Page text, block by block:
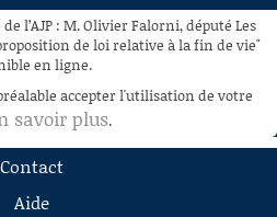
l’AJP : M. Olivier Falorni, député Les
de loi relative à la fin de vie"
en ligne.
accepter l'utilisation de votre
savoir plus.
Contact
Aide